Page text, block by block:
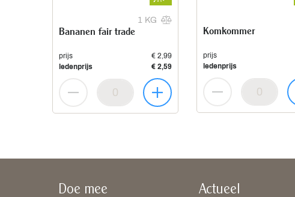
1 KG
Bananen fair trade
prijs
€ 2,99
ledenprijs
€ 2,59
Komkommer
prijs
ledenprijs
Doe mee Actueel